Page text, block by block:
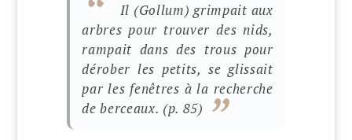
Il (Gollum) grimpait aux
arbres pour trouver des nids,
rampait dans des trous pour
dérober les petits, se glissait
par les fenêtres à la recherche
de berceaux. (p. 85)